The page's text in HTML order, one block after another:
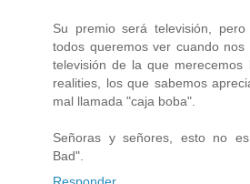
Su premio será televisión,
todos queremos ver cuando nos
televisión de la que
realities, los que sabemos
mal llamada "caja boba".
Señoras y señores, esto no
Bad".
Responder